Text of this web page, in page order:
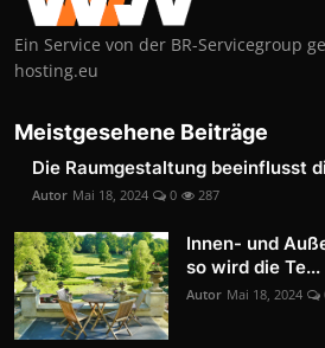
Ein Service von der BR-Servicegroup
hosting.eu
Meistgesehene Beiträge
Die Raumgestaltung beeinflusst
Autor Mai 18, 2024 0 287
Innen- und
so wird die Te...
Autor Mai 18, 2024